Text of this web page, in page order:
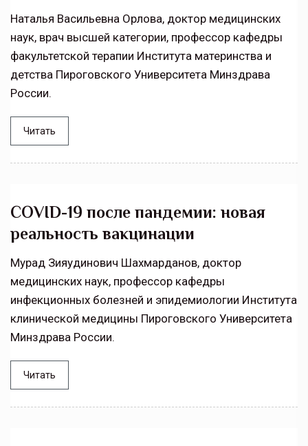
Наталья Васильевна Орлова, доктор медицинских
наук, врач высшей категории, профессор кафедры
факультетской терапии Института материнства и
детства Пироговского Университета Минздрава
России.
Читать
COVID-19 после пандемии: новая
реальность вакцинации
Мурад Зияудинович Шахмарданов, доктор
медицинских наук, профессор кафедры
инфекционных болезней и эпидемиологии Института
клинической медицины Пироговского Университета
Минздрава России.
Читать